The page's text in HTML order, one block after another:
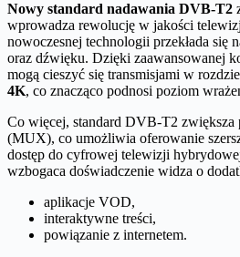
Nowy standard nadawania DVB-T2
wprowadza rewolucję w jakości
nowoczesnej technologii przekłada się
oraz dźwięku. Dzięki zaawansowanej
mogą cieszyć się transmisjami w
4K, co znacząco podnosi poziom
Co więcej, standard DVB-T2 zwiększa
(MUX), co umożliwia oferowanie
dostęp do cyfrowej telewizji
wzbogaca doświadczenie widza o
aplikacje VOD,
interaktywne treści,
powiązanie z internetem.